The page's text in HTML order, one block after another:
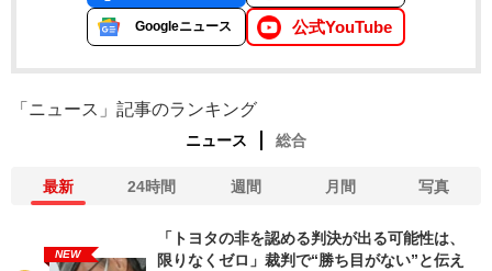
Googleニュース 公式YouTube
「ニュース」記事のランキング
ニュース 総合
最新 24時間 週間 月間 写真
NEW
「トヨタの非を認める判決が出る可能性は、
限りなくゼロ」裁判で“勝ち目がない”と伝え